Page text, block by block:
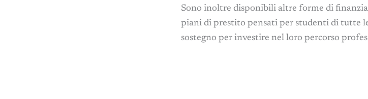
Sono inoltre disponibili altre forme di
piani di prestito pensati per studenti di tutte
sostegno per investire nel loro percorso